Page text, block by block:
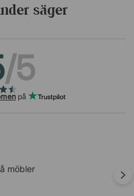
säger
/5
på
möbler